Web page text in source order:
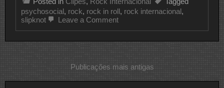
psychosocial, rock, rock in roll, rock internacional,
slipknot
Leave a Commenton
por
Publicações mais antigas